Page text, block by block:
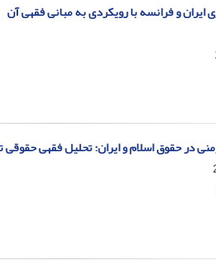
ایران و فرانسه با رویکردی به مبانی فقهی آن
در حقوق اسلام و ایران: تحلیل فقهی